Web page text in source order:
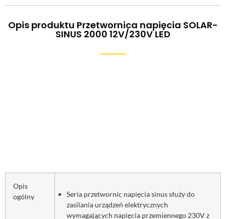
Opis produktu Przetwornica napięcia SOLAR-
SINUS 2000 12V/230V LED
Opis
ogólny
Seria przetwornic napięcia sinus służy do
zasilania urządzeń elektrycznych
wymagających napięcia przemiennego 230V z